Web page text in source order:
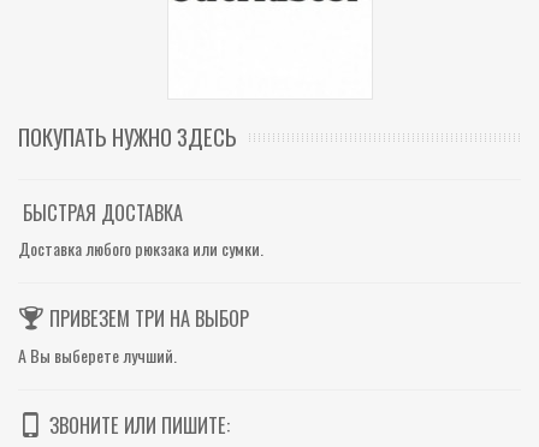
ПОКУПАТЬ НУЖНО ЗДЕСЬ
БЫСТРАЯ ДОСТАВКА
Доставка любого рюкзака или сумки.
ПРИВЕЗЕМ ТРИ НА ВЫБОР
А Вы выберете лучший.
ЗВОНИТЕ ИЛИ ПИШИТЕ: